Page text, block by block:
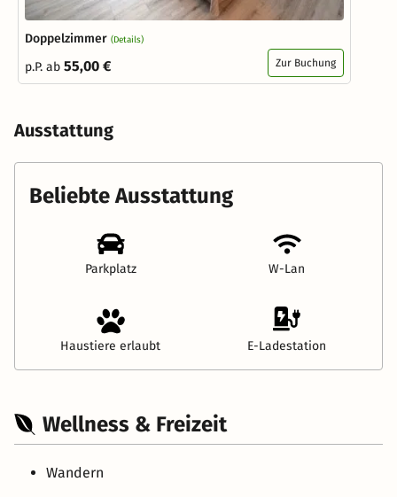
Doppelzimmer (Details)
p.P. ab 55,00 € Zur Buchung
Ausstattung
Beliebte Ausstattung
Parkplatz W-Lan
Haustiere erlaubt E-Ladestation
Wellness & Freizeit
Wandern